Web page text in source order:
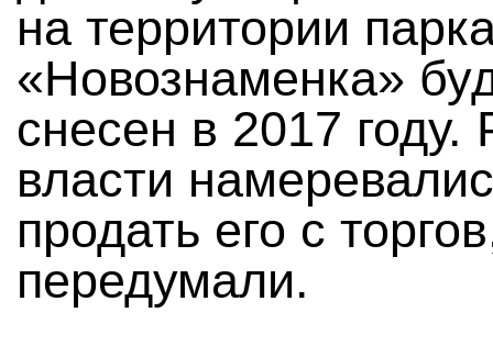
на территории
«Новознаменка»
снесен в 2017 году.
власти
продать его с
передумали.